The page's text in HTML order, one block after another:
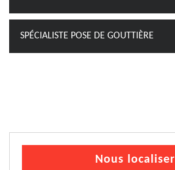
SPÉCIALISTE POSE DE GOUTTIÈRE
Nous localiser